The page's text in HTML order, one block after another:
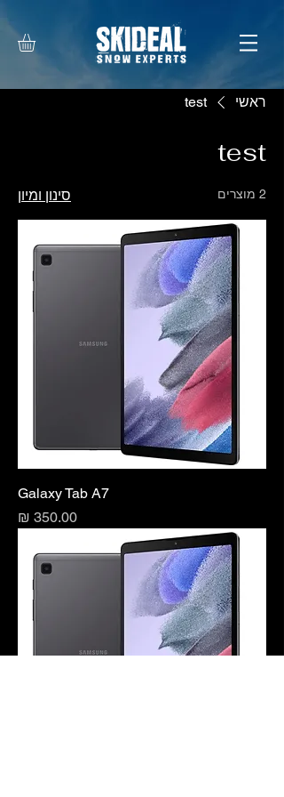
ראשי test
test
2 מוצרים סינון ומיון
Galaxy Tab A7
מחיר